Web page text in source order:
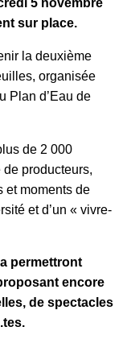
sur place.
la deuxième
organisée
Plan d’Eau de
de 2 000
de producteurs,
et moments de
et d’un « vivre-
permettront
encore
de spectacles